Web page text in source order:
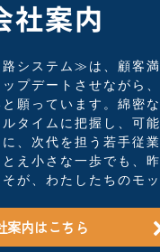
社案内
システム≫は、顧客満
プデートさせながら
願っています。綿密
タイムに把握し、可
、次代を担う若手従
え小さな一歩でも、
が、わたしたちのモッ
案内はこちら